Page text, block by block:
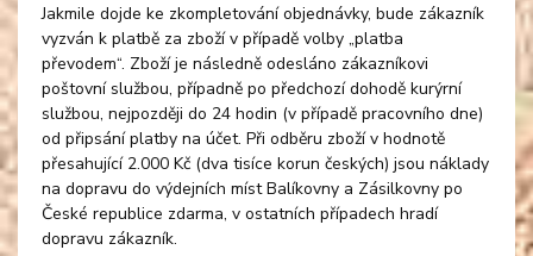
Jakmile dojde ke zkompletování objednávky, bude zákazník
vyzván k platbě za zboží v případě volby „platba
převodem“. Zboží je následně odesláno zákazníkovi
poštovní službou, případně po předchozí dohodě kurýrní
službou, nejpozději do 24 hodin (v případě pracovního dne)
od připsání platby na účet. Při odběru zboží v hodnotě
přesahující 2.000 Kč (dva tisíce korun českých) jsou náklady
na dopravu do výdejních míst Balíkovny a Zásilkovny po
České republice zdarma, v ostatních případech hradí
dopravu zákazník.